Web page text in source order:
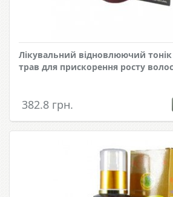
Лікувальний відновлюючий
трав для прискорення росту
382.8 грн.